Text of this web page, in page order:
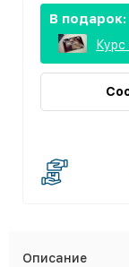
В подарок:
Описание